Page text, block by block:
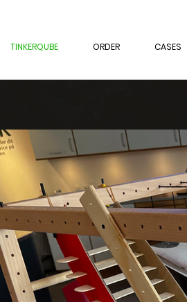
TINKERQUBE ORDER CASES